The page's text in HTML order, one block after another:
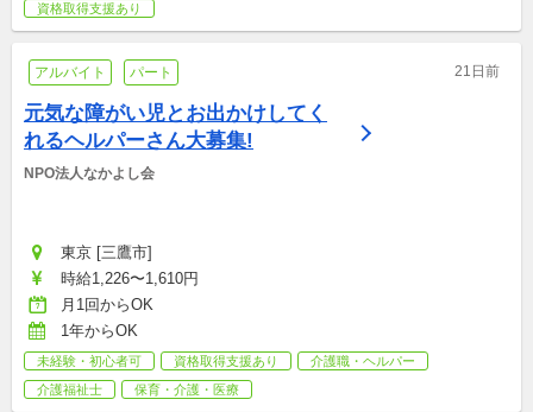
資格取得支援あり
アルバイト パート 21日前
元気な障がい児とお出かけしてく
れるヘルパーさん大募集!
NPO法人なかよし会
東京 [三鷹市]
時給1,226〜1,610円
月1回からOK
1年からOK
未経験・初心者可 資格取得支援あり
介護職・ヘルパー
介護福祉士
保育・介護・医療